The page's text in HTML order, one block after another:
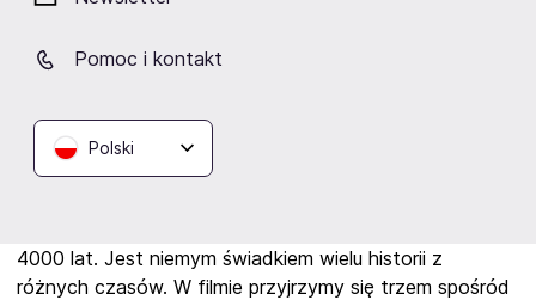
Pomoc i kontakt
Polski
razem troje dzieci. Obecnie są w separacji, ich relacja
jest w stanie zawieszenia. Może wrócą do siebie, a
Tytułowa„Milcząca przyjaciółka”
rosnący na terenie uniwersyteckiego ogrodu
4000 lat. Jest niemym świadkiem wielu historii z
różnych czasów. W filmie przyjrzymy się trzem spośród